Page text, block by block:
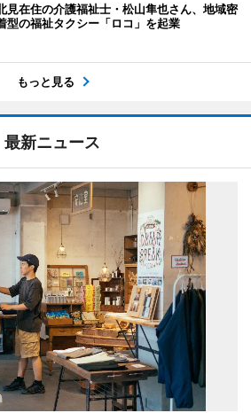
見在住の介護福祉士・松山隼也さん、地域密
型の福祉タクシー「ロコ」を起業
もっと見る
最新ニュース